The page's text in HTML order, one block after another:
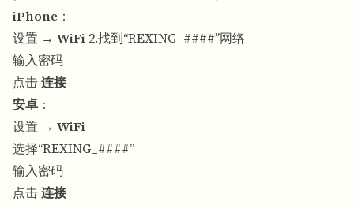
iPhone ：
设置 → WiFi 2.找到“REXING_####”网络
输入密码
点击连接
安卓 ：
设置 → WiFi
选择“REXING_####”
输入密码
点击连接